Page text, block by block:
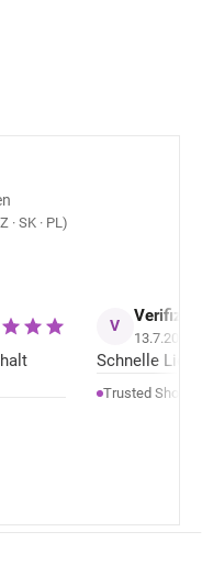
· SK · PL)
V
13.7.2026
Schnelle
Trusted Shops